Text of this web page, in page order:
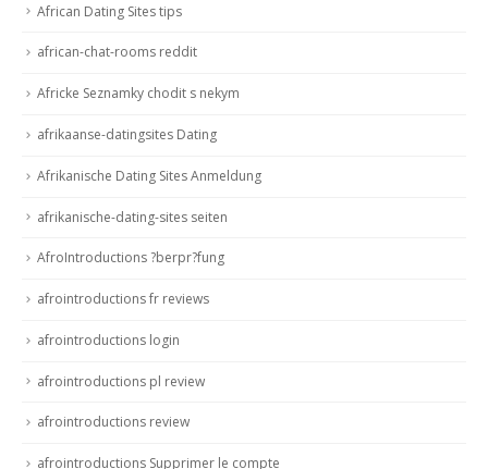
African Dating Sites tips
african-chat-rooms reddit
Africke Seznamky chodit s nekym
afrikaanse-datingsites Dating
Afrikanische Dating Sites Anmeldung
afrikanische-dating-sites seiten
AfroIntroductions ?berpr?fung
afrointroductions fr reviews
afrointroductions login
afrointroductions pl review
afrointroductions review
afrointroductions Supprimer le compte